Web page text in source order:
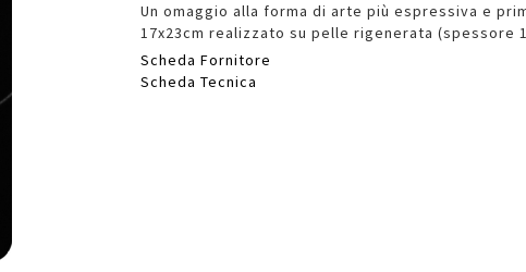
Un omaggio alla forma di arte più espressiva e
17x23cm realizzato su pelle rigenerata (spessore
Scheda Fornitore
Scheda Tecnica